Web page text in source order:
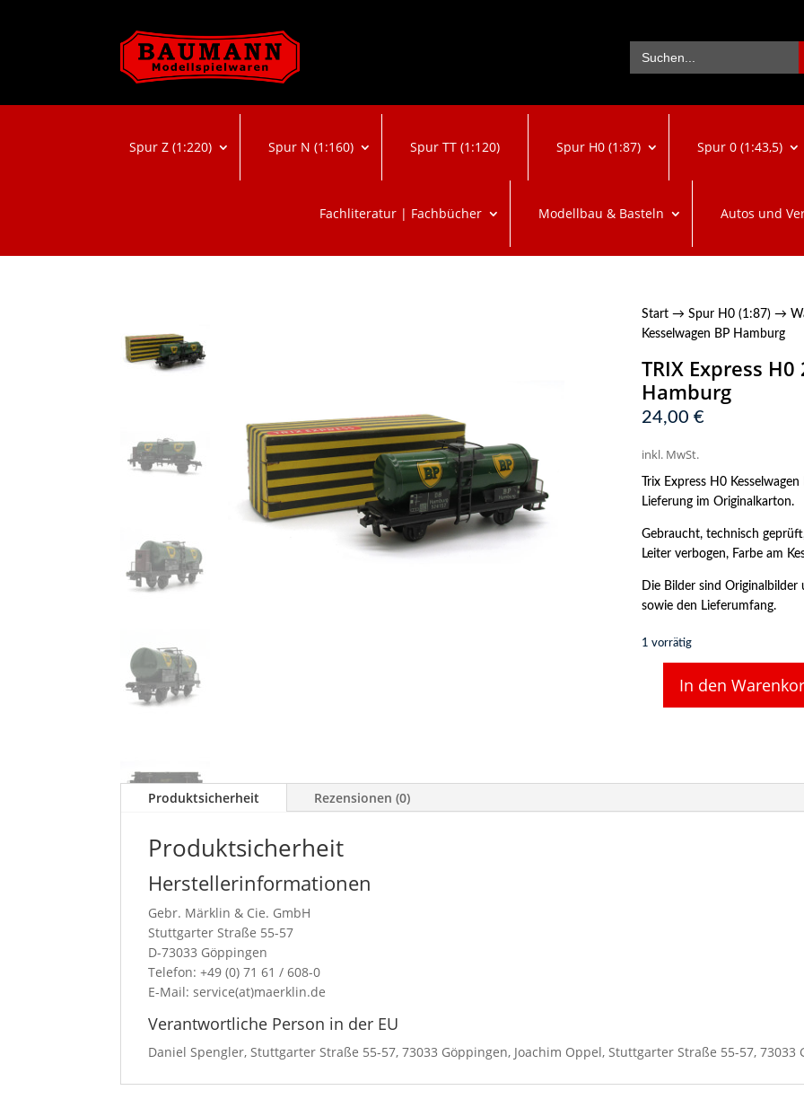
Search
for:
Spur Z (1:220) Spur N (1:160) Spur TT (1:120) Spur H0 (1:87) Spur 0 (1:43,5)
Fachliteratur | Fachbücher Modellbau & Basteln Autos und
Start→ Spur H0 (1:87)→
Kesselwagen BP Hamburg
TRIX Express
Hamburg
24,00 €
inkl. MwSt.
Trix Express H0
Lieferung im Originalkarton.
Gebraucht, technisch
Leiter verbogen, Farbe am
Die Bilder sind Originalbilder
sowie den Lieferumfang.
1 vorrätig
Express
Hamburg
In den
Produktsicherheit Rezensionen (0)
Produktsicherheit
Herstellerinformationen
Gebr. Märklin & Cie. GmbH
Stuttgarter Straße 55-57
D-73033 Göppingen
Telefon: +49 (0) 71 61 / 608-0
E-Mail: service(at)maerklin.de
Verantwortliche Person in der EU
Daniel Spengler, Stuttgarter Straße 55-57, 73033 Göppingen, Joachim Oppel, Stuttgarter Straße 55-57, 73033